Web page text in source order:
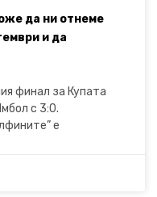
да ни отнеме
и да
финал за Купата
с 3:0.
е